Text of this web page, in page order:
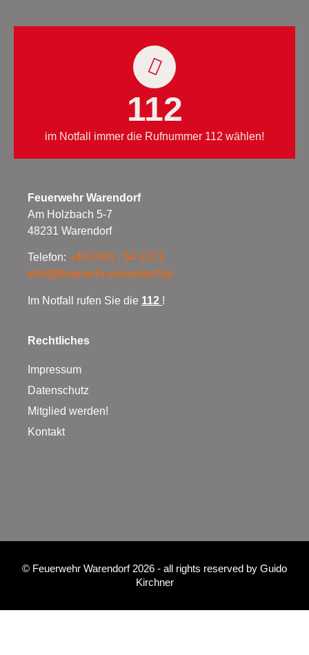
112
im Notfall immer die Rufnummer 112 wählen!
Feuerwehr Warendorf
Am Holzbach 5-7
48231 Warendorf
Telefon: +49 2581 / 54-1371
info@feuerwehr-warendorf.de
Im Notfall rufen Sie die 112 !
Rechtliches
Impressum
Datenschutz
Mitglied werden!
Kontakt
© Feuerwehr Warendorf 2026 - all rights reserved by Guido
Kirchner